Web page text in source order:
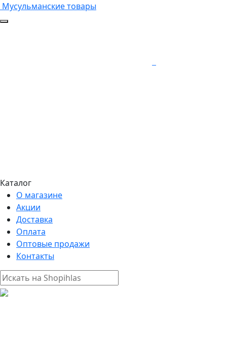
Мусульманские товары
Каталог
О магазине
Акции
Доставка
Оплата
Оптовые продажи
Контакты